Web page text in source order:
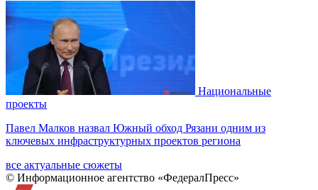
Национальные
проекты
Павел Малков назвал Южный обход Рязани одним из
ключевых инфраструктурных проектов региона
все актуальные сюжеты
© Информационное агентство «ФедералПресс»